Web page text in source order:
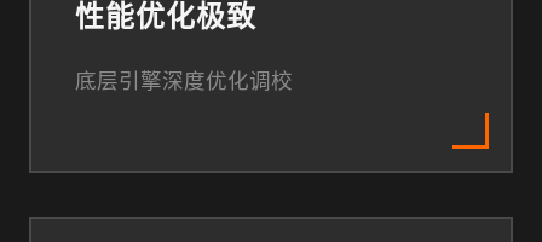
性能优化极致
底层引擎深度优化调校